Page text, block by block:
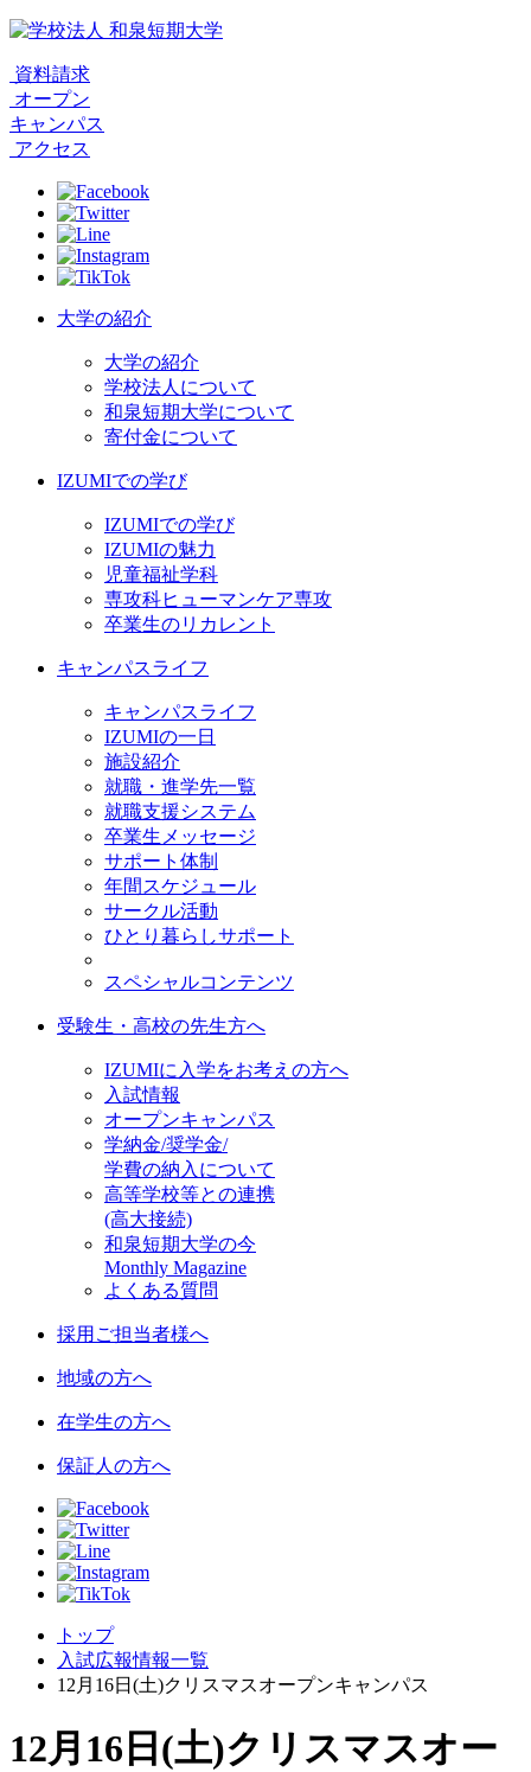
資料請求
オープン
キャンパス
アクセス
大学の紹介
大学の紹介
学校法人について
和泉短期大学について
寄付金について
IZUMIでの学び
IZUMIでの学び
IZUMIの魅力
児童福祉学科
専攻科ヒューマンケア専攻
卒業生のリカレント
キャンパスライフ
キャンパスライフ
IZUMIの一日
施設紹介
就職・進学先一覧
就職支援システム
卒業生メッセージ
サポート体制
年間スケジュール
サークル活動
ひとり暮らしサポート
スペシャルコンテンツ
受験生・高校の先生方へ
IZUMIに入学をお考えの方へ
入試情報
オープンキャンパス
学納金/奨学金/
学費の納入について
高等学校等との連携
(高大接続)
和泉短期大学の今
Monthly Magazine
よくある質問
採用ご担当者様へ
地域の方へ
在学生の方へ
保証人の方へ
トップ
入試広報情報一覧
12月16日(土)クリスマスオープンキャンパス
12月16日(土)クリスマスオー